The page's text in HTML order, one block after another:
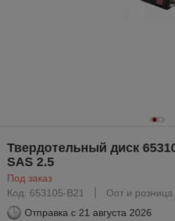
Твердотельный диск
SAS 2.5
Под заказ
Код: 653105-B21
Опт и розница
Отправка с 21 августа 2026